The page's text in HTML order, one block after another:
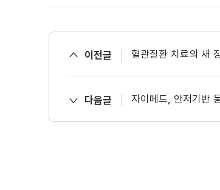
이전글 혈관질환 치료의 새
다음글 자이메드, 안저기반